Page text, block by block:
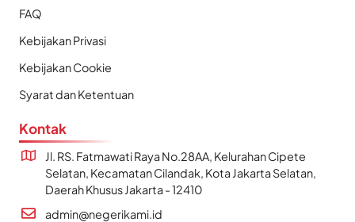
FAQ
Kebijakan Privasi
Kebijakan Cookie
Syarat dan Ketentuan
Kontak
Jl. RS. Fatmawati Raya No.28AA, Kelurahan Cipete
Selatan, Kecamatan Cilandak, Kota Jakarta Selatan,
Daerah Khusus Jakarta - 12410
admin@negerikami.id